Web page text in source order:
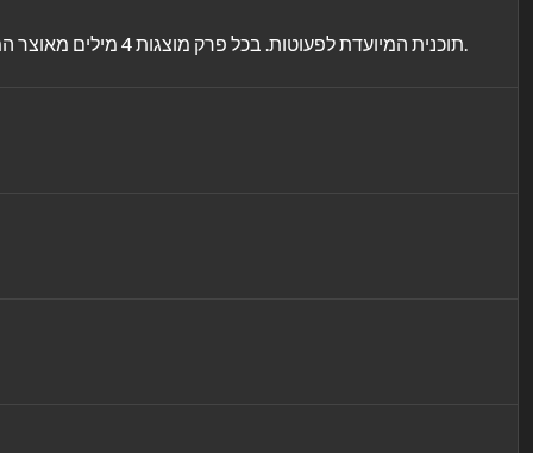
תוכנית המיועדת לפעוטות. בכל פרק מוצגות 4 מילים מאוצר המילים הראשוני לפעוטות לצלילי מוסיקה קלאסית. כל מילה נהגית בשמה ומוצגת בכמה אופנים באנימציית צללית (שחור על גבי לבן) חיננית.